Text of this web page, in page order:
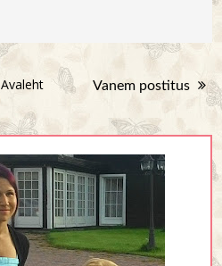
Vanem postitus
Avaleht